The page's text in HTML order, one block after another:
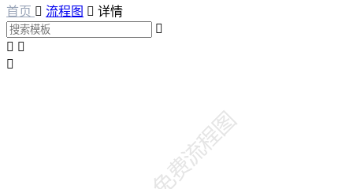
首页  流程图  详情

 
